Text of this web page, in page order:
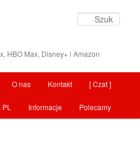
HBO Max, Disney+ i Amazon
[ Czat ]
Kontakt
O nas
Polecamy
Informacje